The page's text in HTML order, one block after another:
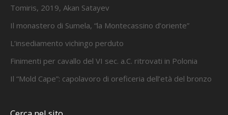
Tomiris, 2019, Akan Satayev
Il monastero di Sumela, “la Montecassino d’oriente”
L’insediamento vichingo perduto
Finimenti per cavallo del VI sec. a.C. ritrovati in Polonia
Il “Mold Cape”: capolavoro di oreficeria dell’età del bronzo